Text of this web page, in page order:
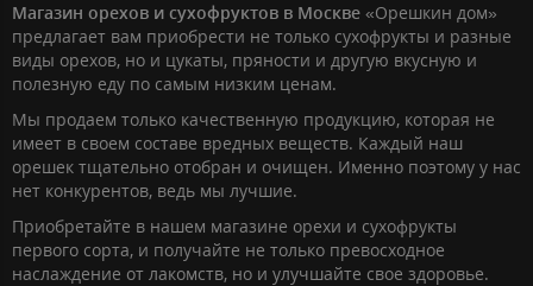
Магазин орехов и сухофруктов в Москве «Орешкин дом»
предлагает вам приобрести не только сухофрукты и разные
виды орехов, но и цукаты, пряности и другую вкусную и
полезную еду по самым низким ценам.
Мы продаем только качественную продукцию, которая не
имеет в своем составе вредных веществ. Каждый наш
орешек тщательно отобран и очищен. Именно поэтому у нас
нет конкурентов, ведь мы лучшие.
Приобретайте в нашем магазине орехи и сухофрукты
первого сорта, и получайте не только превосходное
наслаждение от лакомств, но и улучшайте свое здоровье.